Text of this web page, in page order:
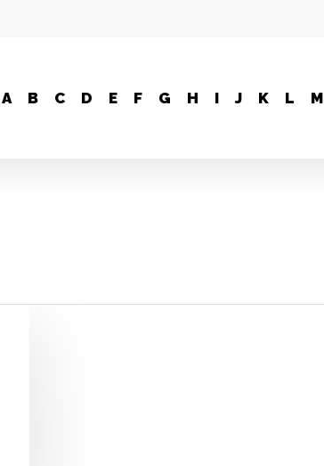
A B C D E F G H I J K L M